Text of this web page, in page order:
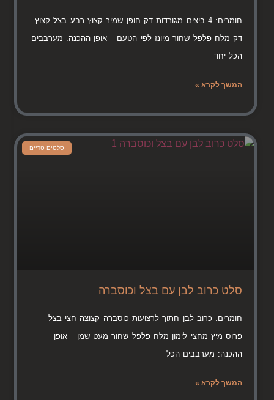
חומרים: 4 ביצים מגורדות דק חופן שמיר קצוץ רבע בצל קצוץ
דק מלח פלפל שחור מיונז לפי הטעם אופן ההכנה: מערבבים
הכל יחד
המשך לקרא »
סלטים טריים
סלט כרוב לבן עם בצל וכוסברה
חומרים: כרוב לבן חתוך לרצועות כוסברה קצוצה חצי בצל
פרוס מיץ מחצי לימון מלח פלפל שחור מעט שמן אופן
ההכנה: מערבבים הכל
המשך לקרא »